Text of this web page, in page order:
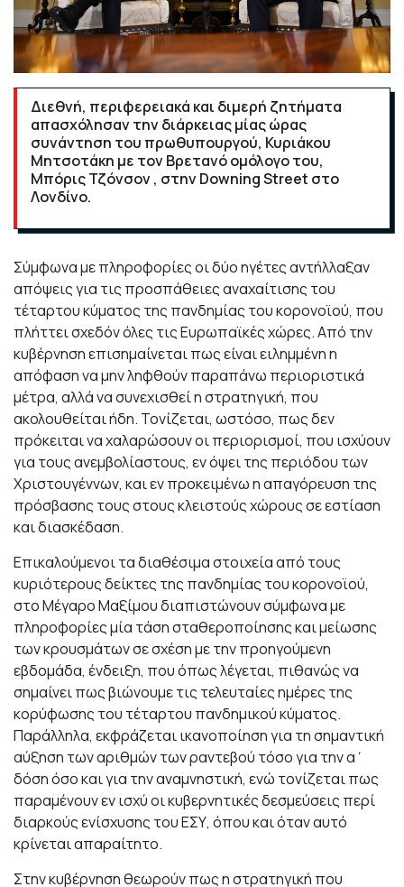
Διεθνή, περιφερειακά και διμερή ζητήματα
απασχόλησαν την διάρκειας μίας ώρας
συνάντηση του πρωθυπουργού, Κυριάκου
Μητσοτάκη με τον Βρετανό ομόλογο του,
Μπόρις Τζόνσον , στην Downing Street στο
Λονδίνο.
Σύμφωνα με πληροφορίες οι δύο ηγέτες αντήλλαξαν
απόψεις για τις προσπάθειες αναχαίτισης του
τέταρτου κύματος της πανδημίας του κορονοϊού, που
πλήττει σχεδόν όλες τις Ευρωπαϊκές χώρες. Από την
κυβέρνηση επισημαίνεται πως είναι ειλημμένη η
απόφαση να μην ληφθούν παραπάνω περιοριστικά
μέτρα, αλλά να συνεχισθεί η στρατηγική, που
ακολουθείται ήδη. Τονίζεται, ωστόσο, πως δεν
πρόκειται να χαλαρώσουν οι περιορισμοί, που ισχύουν
για τους ανεμβολίαστους, εν όψει της περιόδου των
Χριστουγέννων, και εν προκειμένω η απαγόρευση της
πρόσβασης τους στους κλειστούς χώρους σε εστίαση
και διασκέδαση.
Επικαλούμενοι τα διαθέσιμα στοιχεία από τους
κυριότερους δείκτες της πανδημίας του κορονοϊού,
στο Μέγαρο Μαξίμου διαπιστώνουν σύμφωνα με
πληροφορίες μία τάση σταθεροποίησης και μείωσης
των κρουσμάτων σε σχέση με την προηγούμενη
εβδομάδα, ένδειξη, που όπως λέγεται, πιθανώς να
σημαίνει πως βιώνουμε τις τελευταίες ημέρες της
κορύφωσης του τέταρτου πανδημικού κύματος.
Παράλληλα, εκφράζεται ικανοποίηση για τη σημαντική
αύξηση των αριθμών των ραντεβού τόσο για την α΄
δόση όσο και για την αναμνηστική, ενώ τονίζεται πως
παραμένουν εν ισχύ οι κυβερνητικές δεσμεύσεις περί
διαρκούς ενίσχυσης του ΕΣΥ, όπου και όταν αυτό
κρίνεται απαραίτητο.
Στην κυβέρνηση θεωρούν πως η στρατηγική που